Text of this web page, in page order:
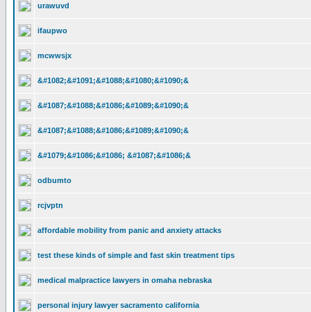
urawuvd
ifaupwo
mcwwsjx
&#1082;&#1091;&#1088;&#1080;&#1090;&
&#1087;&#1088;&#1086;&#1089;&#1090;&
&#1087;&#1088;&#1086;&#1089;&#1090;&
&#1079;&#1086;&#1086; &#1087;&#1086;&
odbumto
rcjvptn
affordable mobility from panic and anxiety attacks
test these kinds of simple and fast skin treatment tips
medical malpractice lawyers in omaha nebraska
personal injury lawyer sacramento california